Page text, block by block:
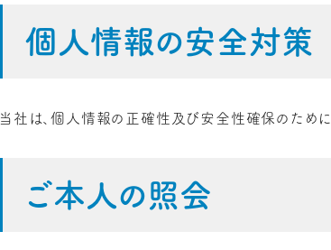
個人情報の安全対策
当社は、個人情報の正確性及び安全性確保のために
ご本人の照会